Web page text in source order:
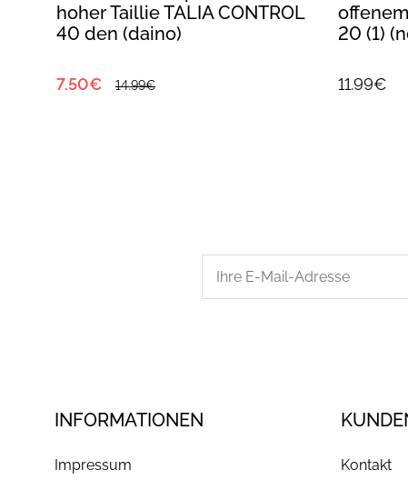
hoher Taillie TALIA CONTROL
40 den (daino)
7.50€ 14.99€
20 (1)
11.99€
INFORMATIONEN
Impressum Kontakt